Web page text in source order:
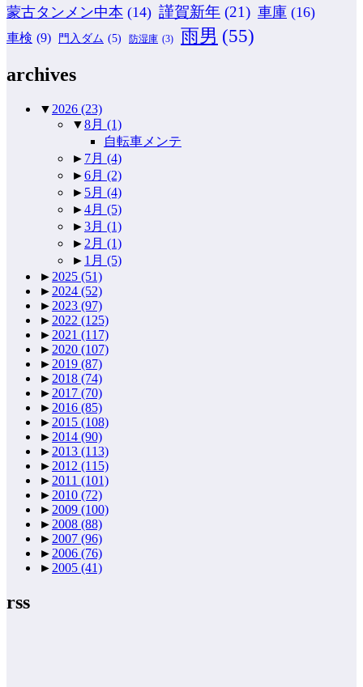
蒙古タンメン中本 (14) 謹賀新年 (21) 車庫 (16)
車検 (9) 門入ダム (5) 防湿庫 (3) 雨男 (55)
archives
▼ 2026 (23)
▼8月 (1)
自転車メンテ
► 7月 (4)
►6月 (2)
► 5月 (4)
►4月 (5)
►3月 (1)
► 2月 (1)
► 1月 (5)
► 2025 (51)
► 2024 (52)
► 2023 (97)
► 2022 (125)
► 2021 (117)
► 2020 (107)
► 2019 (87)
► 2018 (74)
► 2017 (70)
► 2016 (85)
► 2015 (108)
► 2014 (90)
► 2013 (113)
► 2012 (115)
► 2011 (101)
► 2010 (72)
► 2009 (100)
► 2008 (88)
► 2007 (96)
► 2006 (76)
► 2005 (41)
rss